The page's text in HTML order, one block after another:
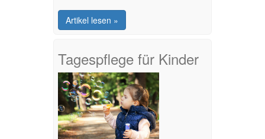
Artikel lesen »
Tagespflege für Kinder